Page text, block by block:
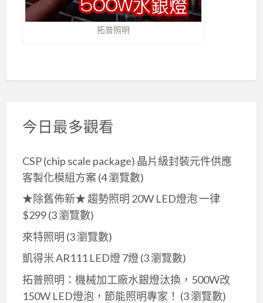
拓普照明
今日最多觀看
CSP (chip scale package) 晶片級封裝元件供應
客製化模組方案 (4 瀏覽數)
★除舊佈新★ 趨勢照明 20W LED燈泡 一律
$299(3 瀏覽數)
來特照明 (3 瀏覽數)
凱得米 AR111 LED燈 7燈(3 瀏覽數)
拓普照明：機械加工廠水銀燈汰換，500W改
150W LED燈泡，節能照明專家！ (3 瀏覽數)